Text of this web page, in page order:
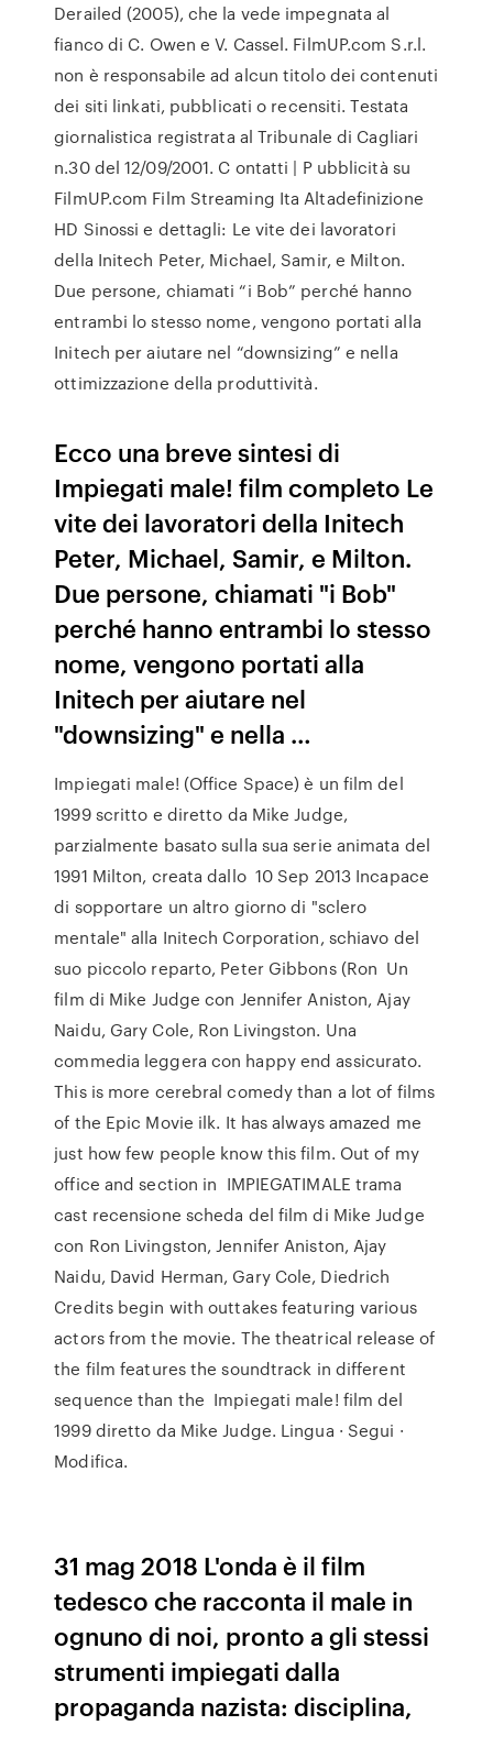
Derailed (2005), che la vede impegnata al
fianco di C. Owen e V. Cassel. FilmUP.com S.r.l.
non è responsabile ad alcun titolo dei contenuti
dei siti linkati, pubblicati o recensiti. Testata
giornalistica registrata al Tribunale di Cagliari
n.30 del 12/09/2001. C ontatti | P ubblicità su
FilmUP.com Film Streaming Ita Altadefinizione
HD Sinossi e dettagli: Le vite dei lavoratori
della Initech Peter, Michael, Samir, e Milton.
Due persone, chiamati “i Bob” perché hanno
entrambi lo stesso nome, vengono portati alla
Initech per aiutare nel “downsizing” e nella
ottimizzazione della produttività.
Ecco una breve sintesi di
Impiegati male! film completo Le
vite dei lavoratori della Initech
Peter, Michael, Samir, e Milton.
Due persone, chiamati "i Bob"
perché hanno entrambi lo stesso
nome, vengono portati alla
Initech per aiutare nel
"downsizing" e nella …
Impiegati male! (Office Space) è un film del
1999 scritto e diretto da Mike Judge,
parzialmente basato sulla sua serie animata del
1991 Milton, creata dallo 10 Sep 2013 Incapace
di sopportare un altro giorno di "sclero
mentale" alla Initech Corporation, schiavo del
suo piccolo reparto, Peter Gibbons (Ron Un
film di Mike Judge con Jennifer Aniston, Ajay
Naidu, Gary Cole, Ron Livingston. Una
commedia leggera con happy end assicurato.
This is more cerebral comedy than a lot of films
of the Epic Movie ilk. It has always amazed me
just how few people know this film. Out of my
office and section in IMPIEGATIMALE trama
cast recensione scheda del film di Mike Judge
con Ron Livingston, Jennifer Aniston, Ajay
Naidu, David Herman, Gary Cole, Diedrich
Credits begin with outtakes featuring various
actors from the movie. The theatrical release of
the film features the soundtrack in different
sequence than the Impiegati male! film del
1999 diretto da Mike Judge. Lingua · Segui ·
Modifica.
31 mag 2018 L'onda è il film
tedesco che racconta il male in
ognuno di noi, pronto a gli stessi
strumenti impiegati dalla
propaganda nazista: disciplina,